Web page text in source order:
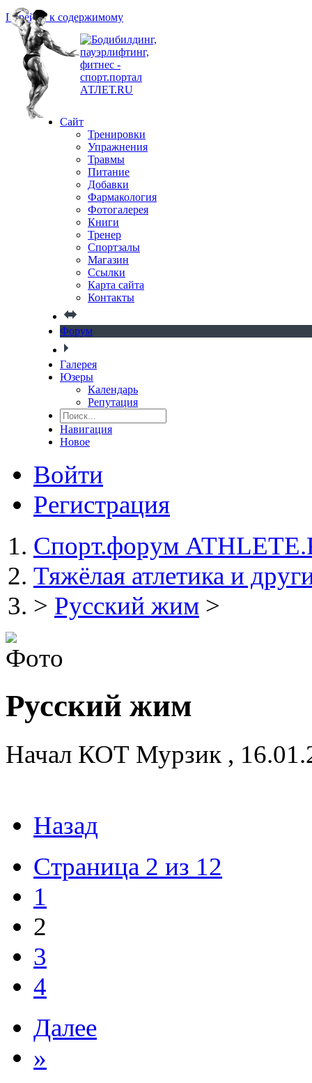
Перейти к содержимому
Сайт
Тренировки
Упражнения
Травмы
Питание
Добавки
Фармакология
Фотогалерея
Книги
Тренер
Спортзалы
Магазин
Ссылки
Карта сайта
Контакты
Форум
Галерея
Юзеры
Календарь
Репутация
Навигация
Новое
Войти
Регистрация
Спорт.форум
Тяжёлая атлетика и
> Русский жим >
Русский жим
Начал КОТ Мурзик ,
Назад
Страница 2 из 12
1
2
3
4
Далее
»